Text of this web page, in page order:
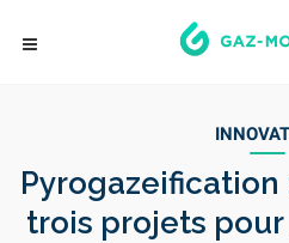
Pyrogazeification
trois projets